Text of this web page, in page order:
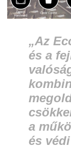
„Az
és a
a
és